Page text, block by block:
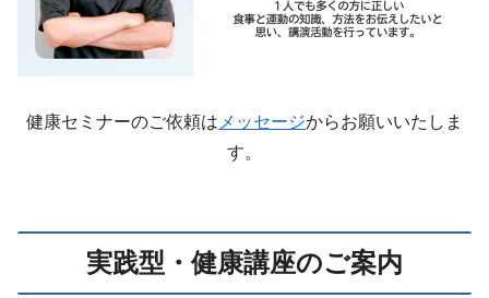
健康セミナーのご依頼は メッセージからお願いいたしま
す。
実践型・健康講座のご案内